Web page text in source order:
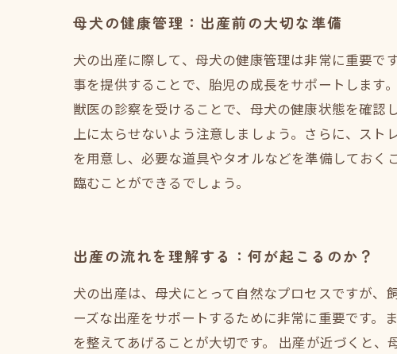
母犬の健康管理：出産前の大切な準備
犬の出産に際して、母犬の健康管理は非常に重要で
事を提供することで、胎児の成長をサポートします
獣医の診察を受けることで、母犬の健康状態を確
上に太らせないよう注意しましょう。さらに、ス
を用意し、必要な道具やタオルなどを準備しておく
臨むことができるでしょう。
出産の流れを理解する：何が起こるのか？
犬の出産は、母犬にとって自然なプロセスですが
ーズな出産をサポートするために非常に重要です。
を整えてあげることが大切です。 出産が近づくと